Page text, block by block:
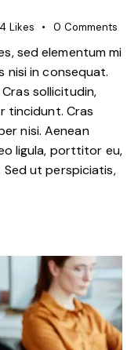
4 Likes 0 Comments
sed elementum mi
nisi in consequat.
sollicitudin,
tincidunt. Cras
nisi. Aenean
ligula, porttitor eu,
Sed ut perspiciatis,